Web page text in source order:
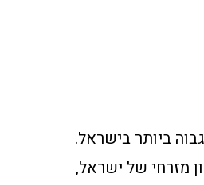
ביותר בישראל.
מזרחי של ישראל,